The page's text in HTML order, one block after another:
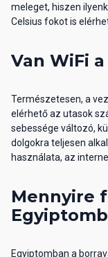
meleget, hiszen
Celsius fokot is
Van WiFi
Természetesen, a
elérhető az utasok
sebessége változó,
dolgokra teljesen
használata, az
Mennyire
Egyiptomban a